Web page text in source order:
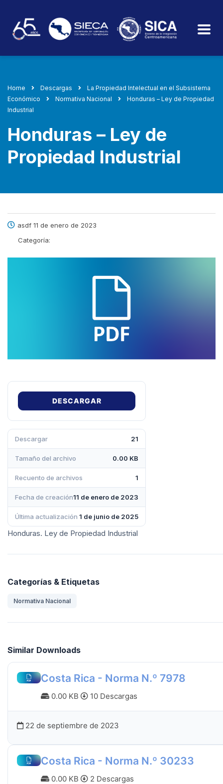
Home Descargas
La Propiedad Intelectual en el Subsistema
Económico
Normativa Nacional
Honduras – Ley de Propiedad
Industrial
Honduras – Ley de
Propiedad Industrial
asdf 11 de enero de 2023
Categoría:
DESCARGAR
Descargar 21
Tamaño del archivo 0.00 KB
Recuento de archivos 1
Fecha de creación11 de enero de 2023
Última actualización 1 de junio de 2025
Honduras. Ley de Propiedad Industrial
Categorías & Etiquetas
Normativa Nacional
Similar Downloads
Costa Rica - Norma N.º 7978
0.00 KB 10 Descargas
22 de septiembre de 2023
Costa Rica - Norma N.º 30233
0.00 KB 2 Descargas